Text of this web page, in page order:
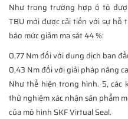
Như trong trường hợp ô tô
TBU mới được cải tiến với sự hỗ
báo mức giảm ma sát 44 %:
0,77 Nm đối với dung dịch ban
0,43 Nm đối với giải pháp nâng
Như thể hiện trong hình. 5, các
thử nghiệm xác nhận sản phẩm
của mô hình SKF Virtual Seal.